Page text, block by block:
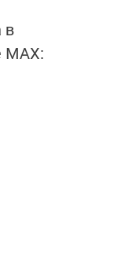
в
MАХ: